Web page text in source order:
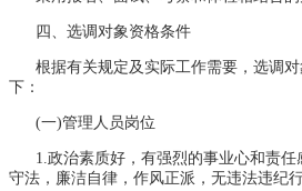
四、选调对象资格条件
根据有关规定及实际工作需要，选调
下：
(一)管理人员岗位
1.政治素质好，有强烈的事业心和责
守法，廉洁自律，作风正派，无违法违纪行